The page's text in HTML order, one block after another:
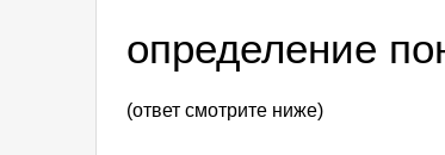
определение
(ответ смотрите ниже)